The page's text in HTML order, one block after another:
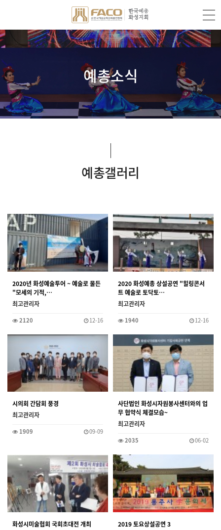
예총소식
예총갤러리
2020년 화성예술투어 ~ 예술로 물든
"모세의 기적,…
최고관리자
2120 12-16
2020 화성예총 상설공연 "힐링콘서
트 예술로 토닥토…
최고관리자
1940 12-16
시의회 간담회 풍경
최고관리자
1909 09-09
사단법인 화성시자원봉사센터와의 업
무 협약식 체결모습~
최고관리자
2035 06-02
화성시미술협회 국회초대전 개최
2019 토요상설공연 3